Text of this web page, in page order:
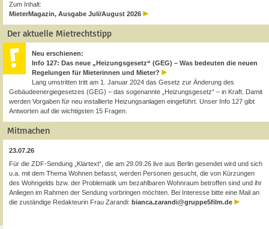
Zum Inhalt:
MieterMagazin, Ausgabe Juli/August 2026
Der aktuelle Mietrechtstipp
Neu erschienen:
Info 127: Das neue „Heizungsgesetz“ (GEG) – Was bedeuten die neuen
Regelungen für Mieterinnen und Mieter?
Lang umstritten tritt am 1. Januar 2024 das Gesetz zur Änderung des
Gebäudeenergiegesetzes (GEG) – das sogenannte „Heizungsgesetz“ – in Kraft. Damit
werden Vorgaben für neu installierte Heizungsanlagen eingeführt. Unser Info 127 gibt
Antworten auf die wichtigsten 15 Fragen.
Mitmachen
23.07.26
Für die ZDF-Sendung „Klartext“, die am 29.09.26 live aus Berlin gesendet wird und sich
u.a. mit dem Thema Wohnen befasst, werden Personen gesucht, die von Kürzungen
des Wohngelds bzw. der Problematik um bezahlbaren Wohnraum betroffen sind und ihr
Anliegen im Rahmen der Sendung vorbringen möchten. Bei Interesse bitte eine Mail an
die zuständige Redakteurin Frau Zarandi: bianca.zarandi@gruppe5film.de